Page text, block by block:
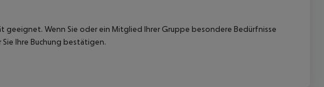
geeignet. Wenn Sie oder ein Mitglied Ihrer Gruppe besondere Bedürfnisse
Ihre Buchung bestätigen.